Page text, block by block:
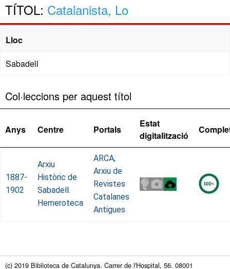
TÍTOL: Catalanista, Lo
Lloc
Sabadell
Col·leccions per aquest títol
Anys Centre Portals
Estat
digitalització
1887-
1902
Arxiu
Històric de
Sabadell.
Hemeroteca
ARCA,
Arxiu de
Revistes
Catalanes
Antigues
(c) 2019 Biblioteca de Catalunya. Carrer de l'Hospital, 56. 08001